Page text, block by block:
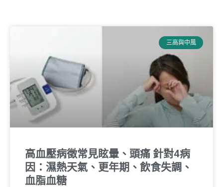
三高與中風
高血壓病徵常見眩暈、頭痛 針對4病
因：濕熱天氣、更年期、飲食失調、
血脂血糖